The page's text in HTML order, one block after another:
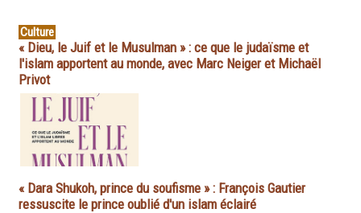
Culture
« Dieu, le Juif et le Musulman » : ce que le judaïsme et
l'islam apportent au monde, avec Marc Neiger et Michaël
Privot
« Dara Shukoh, prince du soufisme » : François Gautier
ressuscite le prince oublié d'un islam éclairé